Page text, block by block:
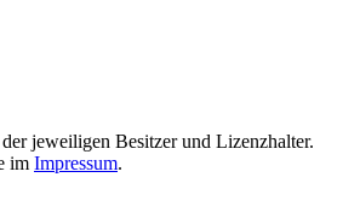
jeweiligen Besitzer und Lizenzhalter.
im Impressum.